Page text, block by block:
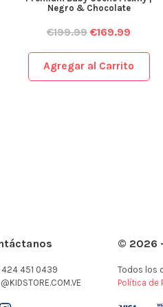
Negro & Chocolate
€199.99 €169.99
Agregar al Carrito
451 0439
© 2026
Todos los
Política de